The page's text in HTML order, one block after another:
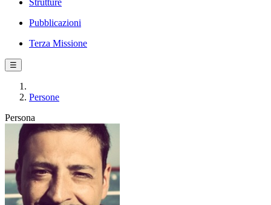
Strutture
Pubblicazioni
Terza Missione
☰
Persone
Persona